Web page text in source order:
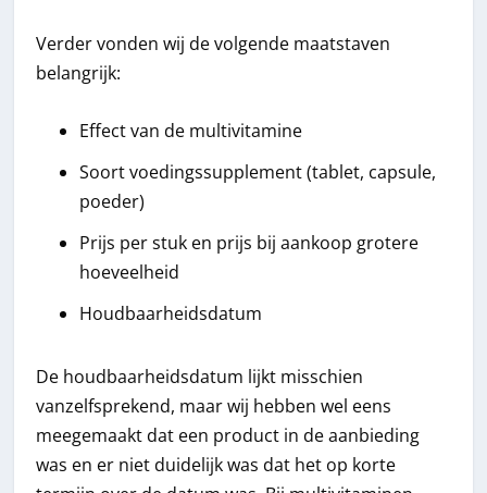
Verder vonden wij de volgende maatstaven
belangrijk:
Effect van de multivitamine
Soort voedingssupplement (tablet, capsule,
poeder)
Prijs per stuk en prijs bij aankoop grotere
hoeveelheid
Houdbaarheidsdatum
De houdbaarheidsdatum lijkt misschien
vanzelfsprekend, maar wij hebben wel eens
meegemaakt dat een product in de aanbieding
was en er niet duidelijk was dat het op korte